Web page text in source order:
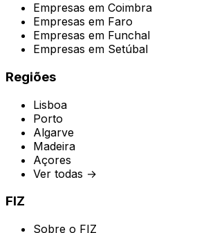
Empresas em Coimbra
Empresas em Faro
Empresas em Funchal
Empresas em Setúbal
Regiões
Lisboa
Porto
Algarve
Madeira
Açores
Ver todas →
FIZ
Sobre o FIZ